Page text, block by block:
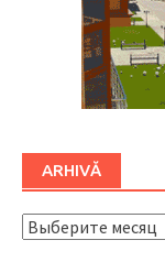
ARHIVĂ
ARHIVĂ